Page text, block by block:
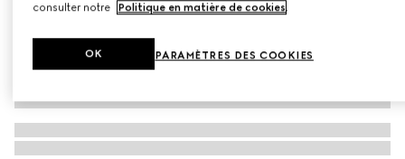
consulter notre
Politique en matière de cookies.
PARAMÈTRES DES COOKIES
OK